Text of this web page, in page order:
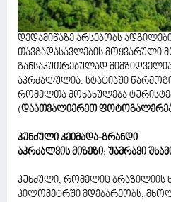
დედამიწაზე არსებობს
თავგადასავლების მოყვარული
განსაკუთრებულად
აკრძალულია. სტატიაში
რომელთა მონახულება
(დაათვალიერეთ
კუნძული კეიმადა-გრანდი
აკრძალვის მიზეზი: უამრავი
კუნძული, რომელიც ბრაზილიის
კილომეტრში მდებარეობს,